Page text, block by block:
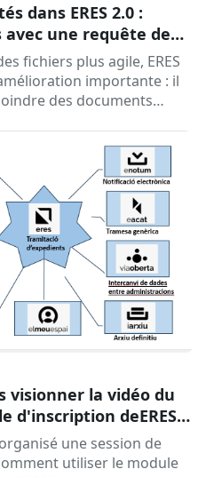
dans ERES 2.0 :
avec une requête de
fichiers plus agile, ERES
importante : il
des documents
visionner la vidéo du
d'inscription deERES
une session de
utiliser le module